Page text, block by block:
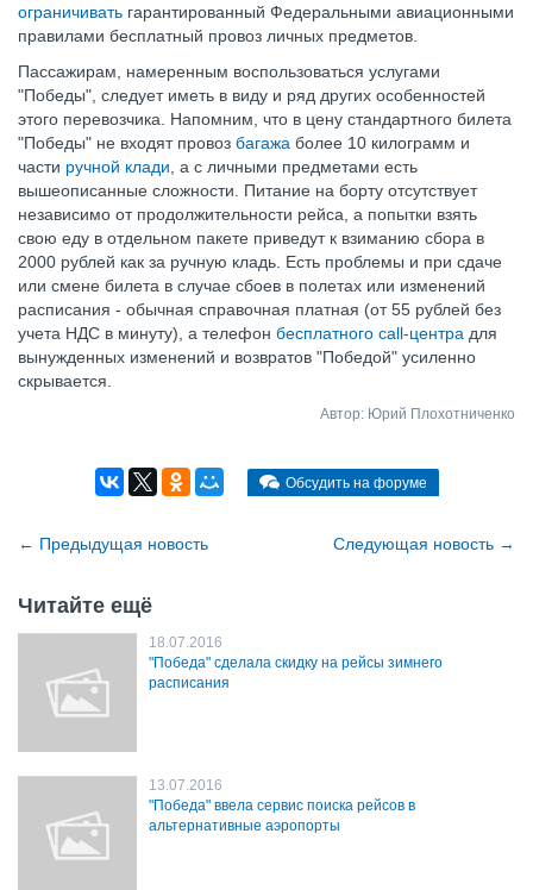
ограничивать гарантированный Федеральными авиационными
правилами бесплатный провоз личных предметов.
Пассажирам, намеренным воспользоваться услугами
"Победы", следует иметь в виду и ряд других особенностей
этого перевозчика. Напомним, что в цену стандартного билета
"Победы" не входят провоз багажа более 10 килограмм и
части ручной клади , а с личными предметами есть
вышеописанные сложности. Питание на борту отсутствует
независимо от продолжительности рейса, а попытки взять
свою еду в отдельном пакете приведут к взиманию сбора в
2000 рублей как за ручную кладь. Есть проблемы и при сдаче
или смене билета в случае сбоев в полетах или изменений
расписания - обычная справочная платная (от 55 рублей без
учета НДС в минуту), а телефон бесплатного call-центра для
вынужденных изменений и возвратов "Победой" усиленно
скрывается.
Автор: Юрий Плохотниченко
Обсудить на форуме
← Предыдущая новость Cледующая новость →
Читайте ещё
18.07.2016
"Победа" сделала скидку на рейсы зимнего
расписания
13.07.2016
"Победа" ввела сервис поиска рейсов в
альтернативные аэропорты